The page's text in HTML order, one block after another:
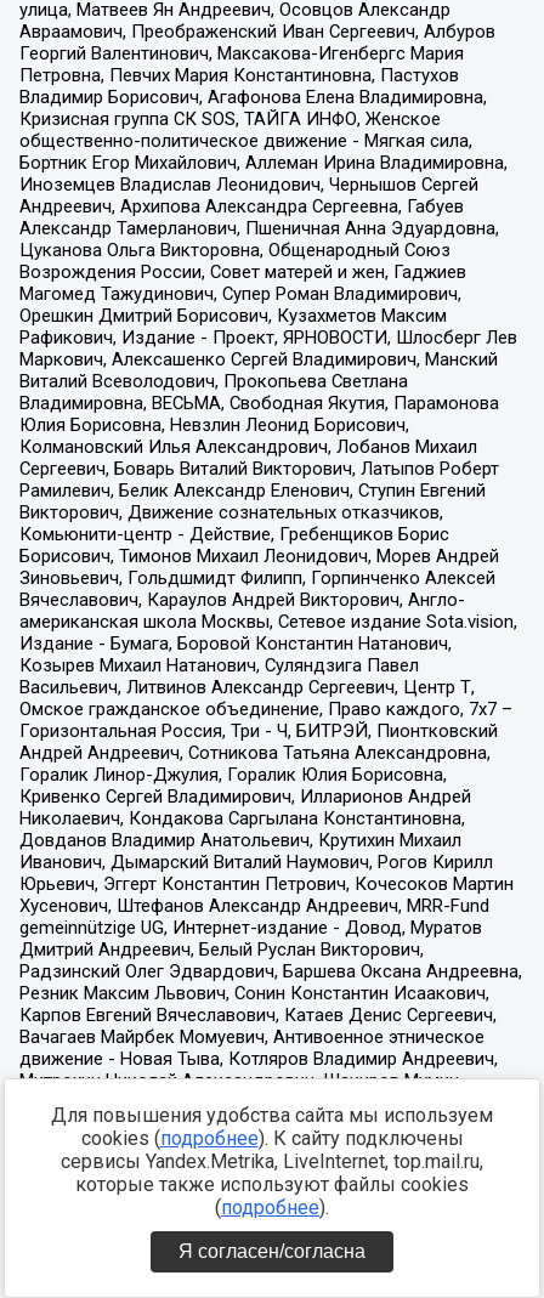
Для повышения удобства сайта мы используем
cookies (подробнее). К сайту подключены
сервисы Yandex.Metrika, LiveInternet, top.mail.ru,
которые также используют файлы cookies
(подробнее).
Я согласен/согласна